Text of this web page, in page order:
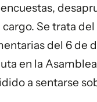
Se trata
del 6 de
en la Asamblea
a sentarse